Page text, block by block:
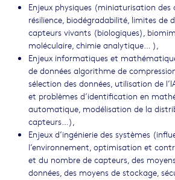
Enjeux physiques (miniaturisation
résilience, biodégradabilité, limites de
capteurs vivants (biologiques),
moléculaire, chimie analytique… ),
Enjeux informatiques et
de données algorithme de
sélection des données, utilisation de
et problèmes d’identification en
automatique, modélisation de la
capteurs…),
Enjeux d’ingénierie des systèmes
l’environnement, optimisation et
et du nombre de capteurs, des
données, des moyens de stockage,